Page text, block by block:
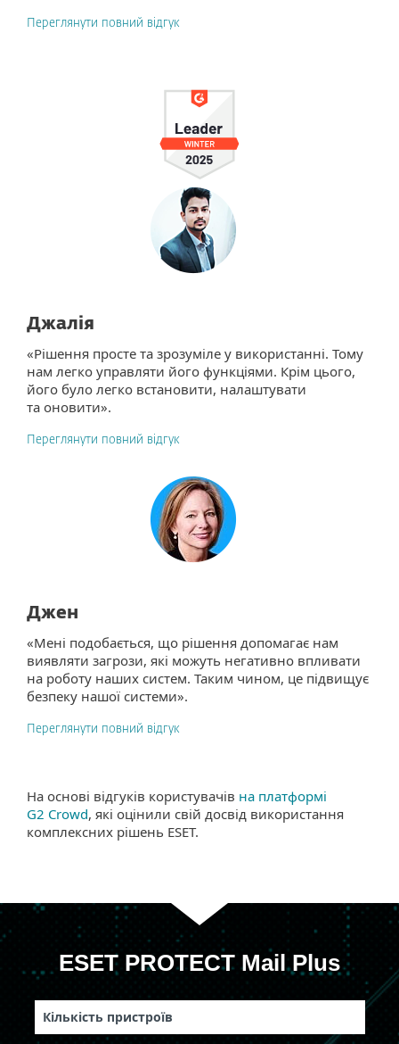
Переглянути повний відгук
Джалія
«Рішення просте та зрозуміле у використанні. Тому
нам легко управляти його функціями. Крім цього,
його було легко встановити, налаштувати
та оновити».
Переглянути повний відгук
Джен
«Мені подобається, що рішення допомагає нам
виявляти загрози, які можуть негативно впливати
на роботу наших систем. Таким чином, це підвищує
безпеку нашої системи».
Переглянути повний відгук
На основі відгуків користувачів на платформі
G2 Crowd, які оцінили свій досвід використання
комплексних рішень ESET.